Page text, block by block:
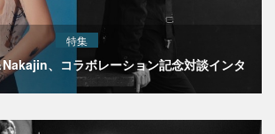
特集
Nakajin、コラボレーション記念対談インタ